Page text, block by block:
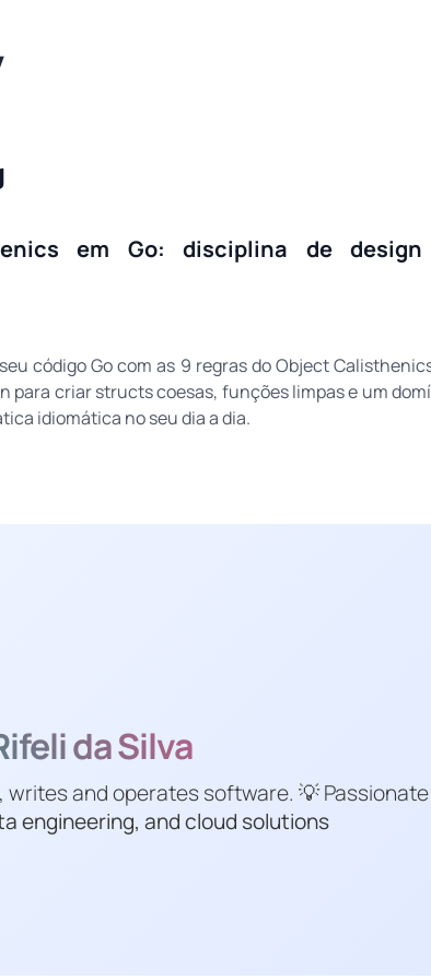
em Go: disciplina de
código Go com as 9 regras do Object
para criar structs coesas, funções limpas e um
idiomática no seu dia a dia.
da Silva
writes and operates software. 💡
engineering, and cloud solutions